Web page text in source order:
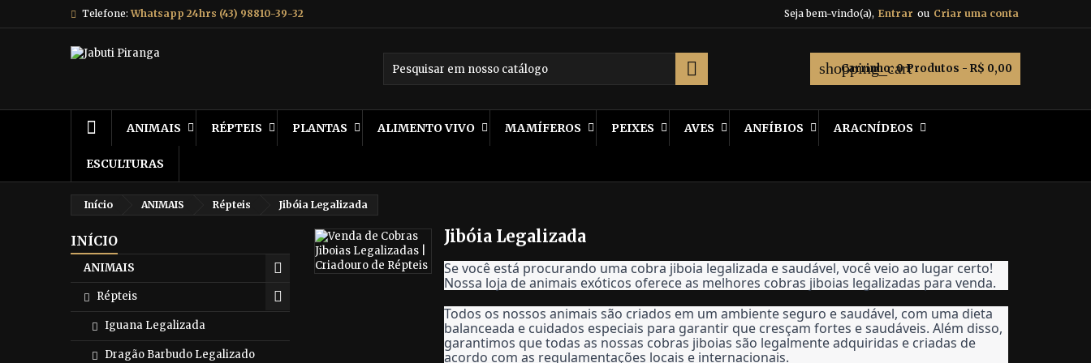
Telefone: Whatsapp 24hrs (43) 98810-39-32 Seja bem-vindo(a), Entrar ou Criar uma conta
shopping_cart
Carrinho:0Produtos - R$ 0,00

ANIMAIS RÉPTEIS PLANTAS ALIMENTO VIVO MAMÍFEROS PEIXES AVES ANFÍBIOS ARACNÍDEOS
ESCULTURAS
Início ANIMAIS Répteis Jibóia Legalizada
INÍCIO
ANIMAIS
Répteis
Iguana Legalizada
Dragão Barbudo Legalizado
Jibóia Legalizada
Se você está procurando uma cobra jiboia legalizada e saudável, você veio ao lugar certo!
Nossa loja de animais exóticos oferece as melhores cobras jiboias legalizadas para venda.
Todos os nossos animais são criados em um ambiente seguro e saudável, com uma dieta
balanceada e cuidados especiais para garantir que cresçam fortes e saudáveis. Além disso,
garantimos que todas as nossas cobras jiboias são legalmente adquiridas e criadas de
acordo com as regulamentações locais e internacionais.